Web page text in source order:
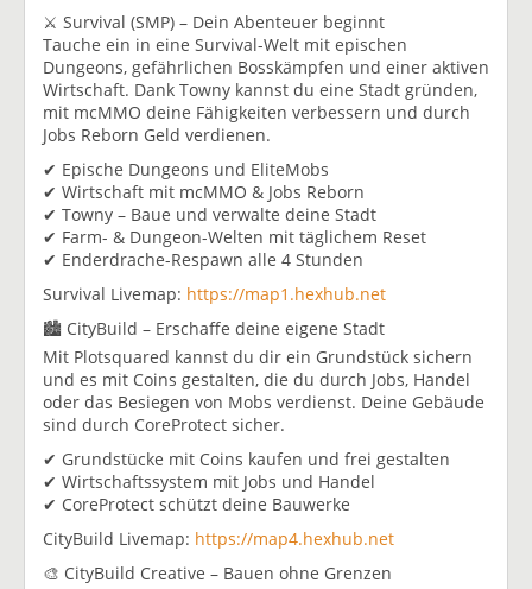
⚔️ Survival (SMP) – Dein Abenteuer beginnt
Tauche ein in eine Survival-Welt mit epischen
Dungeons, gefährlichen Bosskämpfen und einer aktiven
Wirtschaft. Dank Towny kannst du eine Stadt gründen,
mit mcMMO deine Fähigkeiten verbessern und durch
Jobs Reborn Geld verdienen.
✔ Epische Dungeons und EliteMobs
✔ Wirtschaft mit mcMMO & Jobs Reborn
✔ Towny – Baue und verwalte deine Stadt
✔ Farm- & Dungeon-Welten mit täglichem Reset
✔ Enderdrache-Respawn alle 4 Stunden
Survival Livemap: https://map1.hexhub.net
🏙 CityBuild – Erschaffe deine eigene Stadt
Mit Plotsquared kannst du dir ein Grundstück sichern
und es mit Coins gestalten, die du durch Jobs, Handel
oder das Besiegen von Mobs verdienst. Deine Gebäude
sind durch CoreProtect sicher.
✔ Grundstücke mit Coins kaufen und frei gestalten
✔ Wirtschaftssystem mit Jobs und Handel
✔ CoreProtect schützt deine Bauwerke
CityBuild Livemap: https://map4.hexhub.net
🎨 CityBuild Creative – Bauen ohne Grenzen